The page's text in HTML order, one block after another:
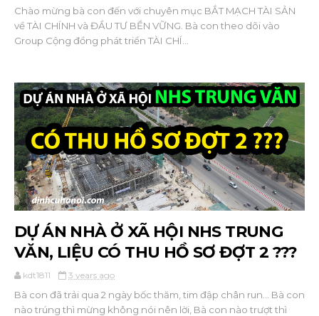
Chào mừng bà con đến với chuyên mục BẮT MẠCH TÀI SẢN
về TÀI CHÍNH và ĐẦU TƯ BỀN VỮNG. Bà con theo dõi vào
Group Cộng đồng phát triển TÀI CHÍ...
DỰ ÁN NHÀ Ở XÃ HỘI NHS TRUNG
VĂN, LIỆU CÓ THU HỒ SƠ ĐỢT 2 ???
kdt1811 3 years ago
Bà con đã trải qua 2 ngày bốc thăm, tim đập chân run... Bà con
nào trúng thì mừng không nói nên lời, Bà con nào trượt thì